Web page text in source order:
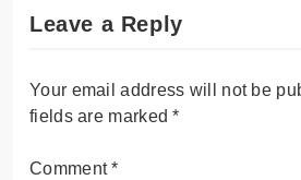
Leave a Reply
Your email address will not be
fields are marked*
Comment*